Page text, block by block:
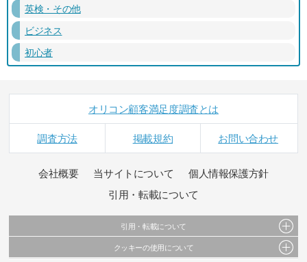
英検・その他
ビジネス
初心者
オリコン顧客満足度調査とは
調査方法 掲載規約 お問い合わせ
会社概要 当サイトについて
個人情報保護方針
引用・転載について
引用・転載について
当サイトで公開されている情報（文字、写真、イラスト、画像データ等）及びこれらの配
クッキーの使用について